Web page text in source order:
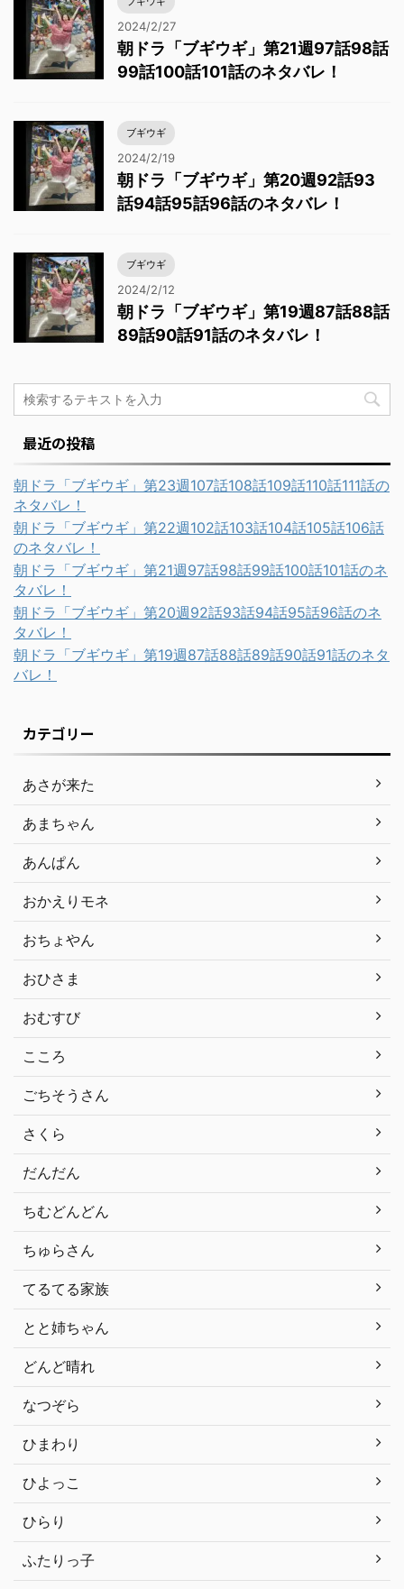
2024/2/27
朝ドラ「ブギウギ」第21週97話98話
99話100話101話のネタバレ！
ブギウギ
2024/2/19
朝ドラ「ブギウギ」第20週92話93
話94話95話96話のネタバレ！
ブギウギ
2024/2/12
朝ドラ「ブギウギ」第19週87話88話
89話90話91話のネタバレ！
最近の投稿
朝ドラ「ブギウギ」第23週107話108話109話110話111話の
ネタバレ！
朝ドラ「ブギウギ」第22週102話103話104話105話106話
のネタバレ！
朝ドラ「ブギウギ」第21週97話98話99話100話101話のネ
タバレ！
朝ドラ「ブギウギ」第20週92話93話94話95話96話のネ
タバレ！
朝ドラ「ブギウギ」第19週87話88話89話90話91話のネタ
バレ！
カテゴリー
あさが来た
あまちゃん
あんぱん
おかえりモネ
おちょやん
おひさま
おむすび
こころ
ごちそうさん
さくら
だんだん
ちむどんどん
ちゅらさん
てるてる家族
とと姉ちゃん
どんど晴れ
なつぞら
ひまわり
ひよっこ
ひらり
ふたりっ子